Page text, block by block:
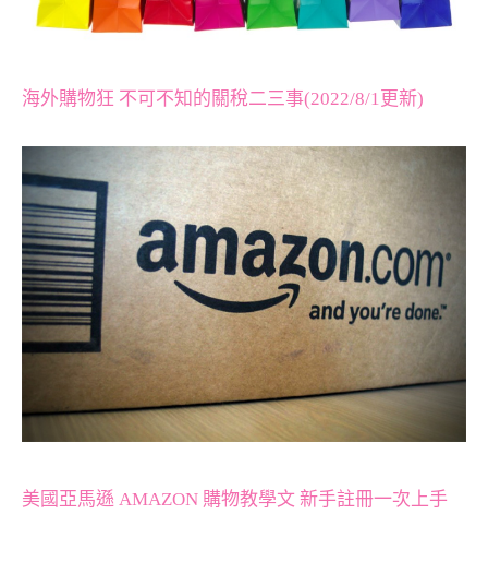
海外購物狂 不可不知的關稅二三事(2022/8/1更新)
美國亞馬遜 AMAZON 購物教學文 新手註冊一次上手